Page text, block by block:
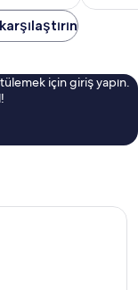
için giriş yapın.